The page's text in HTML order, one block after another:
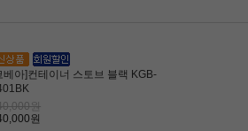
베아]컨테이너 스토브 블랙 KGB-
원
원